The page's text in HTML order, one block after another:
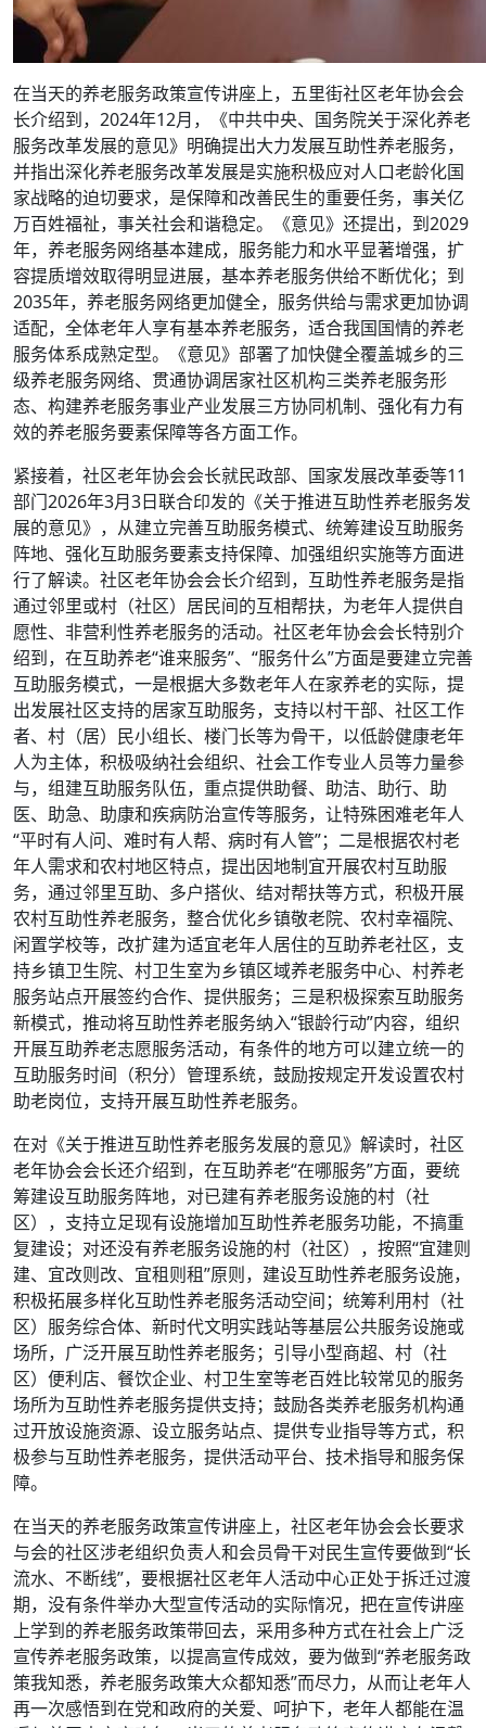
在当天的养老服务政策宣传讲座上，五里街社区老年协会会
长介绍到，2024年12月，《中共中央、国务院关于深化养老
服务改革发展的意见》明确提出大力发展互助性养老服务，
并指出深化养老服务改革发展是实施积极应对人口老龄化国
家战略的迫切要求，是保障和改善民生的重要任务，事关亿
万百姓福祉，事关社会和谐稳定。《意见》还提出，到2029
年，养老服务网络基本建成，服务能力和水平显著增强，扩
容提质增效取得明显进展，基本养老服务供给不断优化；到
2035年，养老服务网络更加健全，服务供给与需求更加协调
适配，全体老年人享有基本养老服务，适合我国国情的养老
服务体系成熟定型。《意见》部署了加快健全覆盖城乡的三
级养老服务网络、贯通协调居家社区机构三类养老服务形
态、构建养老服务事业产业发展三方协同机制、强化有力有
效的养老服务要素保障等各方面工作。
紧接着，社区老年协会会长就民政部、国家发展改革委等11
部门2026年3月3日联合印发的《关于推进互助性养老服务发
展的意见》，从建立完善互助服务模式、统筹建设互助服务
阵地、强化互助服务要素支持保障、加强组织实施等方面进
行了解读。社区老年协会会长介绍到，互助性养老服务是指
通过邻里或村（社区）居民间的互相帮扶，为老年人提供自
愿性、非营利性养老服务的活动。社区老年协会会长特别介
绍到，在互助养老“谁来服务”、“服务什么”方面是要建立完善
互助服务模式，一是根据大多数老年人在家养老的实际，提
出发展社区支持的居家互助服务，支持以村干部、社区工作
者、村（居）民小组长、楼门长等为骨干，以低龄健康老年
人为主体，积极吸纳社会组织、社会工作专业人员等力量参
与，组建互助服务队伍，重点提供助餐、助洁、助行、助
医、助急、助康和疾病防治宣传等服务，让特殊困难老年人
“平时有人问、难时有人帮、病时有人管”；二是根据农村老
年人需求和农村地区特点，提出因地制宜开展农村互助服
务，通过邻里互助、多户搭伙、结对帮扶等方式，积极开展
农村互助性养老服务，整合优化乡镇敬老院、农村幸福院、
闲置学校等，改扩建为适宜老年人居住的互助养老社区，支
持乡镇卫生院、村卫生室为乡镇区域养老服务中心、村养老
服务站点开展签约合作、提供服务；三是积极探索互助服务
新模式，推动将互助性养老服务纳入“银龄行动”内容，组织
开展互助养老志愿服务活动，有条件的地方可以建立统一的
互助服务时间（积分）管理系统，鼓励按规定开发设置农村
助老岗位，支持开展互助性养老服务。
在对《关于推进互助性养老服务发展的意见》解读时，社区
老年协会会长还介绍到，在互助养老“在哪服务”方面，要统
筹建设互助服务阵地，对已建有养老服务设施的村（社
区），支持立足现有设施增加互助性养老服务功能，不搞重
复建设；对还没有养老服务设施的村（社区），按照“宜建则
建、宜改则改、宜租则租”原则，建设互助性养老服务设施，
积极拓展多样化互助性养老服务活动空间；统筹利用村（社
区）服务综合体、新时代文明实践站等基层公共服务设施或
场所，广泛开展互助性养老服务；引导小型商超、村（社
区）便利店、餐饮企业、村卫生室等老百姓比较常见的服务
场所为互助性养老服务提供支持；鼓励各类养老服务机构通
过开放设施资源、设立服务站点、提供专业指导等方式，积
极参与互助性养老服务，提供活动平台、技术指导和服务保
障。
在当天的养老服务政策宣传讲座上，社区老年协会会长要求
与会的社区涉老组织负责人和会员骨干对民生宣传要做到“长
流水、不断线”，要根据社区老年人活动中心正处于拆迁过渡
期，没有条件举办大型宣传活动的实际惰况，把在宣传讲座
上学到的养老服务政策带回去，采用多种方式在社会上广泛
宣传养老服务政策，以提高宣传成效，要为做到“养老服务政
策我知悉，养老服务政策大众都知悉”而尽力，从而让老年人
再一次感悟到在党和政府的关爱、呵护下，老年人都能在温